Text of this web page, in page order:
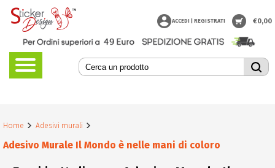
Home Adesivi murali
Adesivo Murale Il Mondo è nelle mani di coloro
ACCEDI | REGISTRATI €0,00